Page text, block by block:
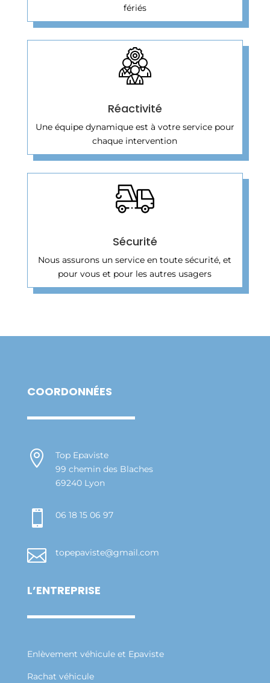
fériés
Réactivité
Une équipe dynamique est à votre service pour
chaque intervention
Sécurité
Nous assurons un service en toute sécurité, et
pour vous et pour les autres usagers
COORDONNÉES

Top Epaviste
99 chemin des Blaches
69240 Lyon
 06 18 15 06 97
 topepaviste@gmail.com
L’ENTREPRISE
Enlèvement véhicule et Epaviste
Rachat véhicule